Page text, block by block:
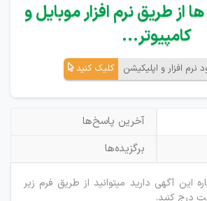
از طریق نرم افزار موبایل و
کامپیوتر...
نرم افزار و اپلیکیشن کلیک کنید
آخرین پاسخ‌ها
برگزیده‌ها
این آگهی دارید میتوانید از طریق فرم زیر
درج کنید.